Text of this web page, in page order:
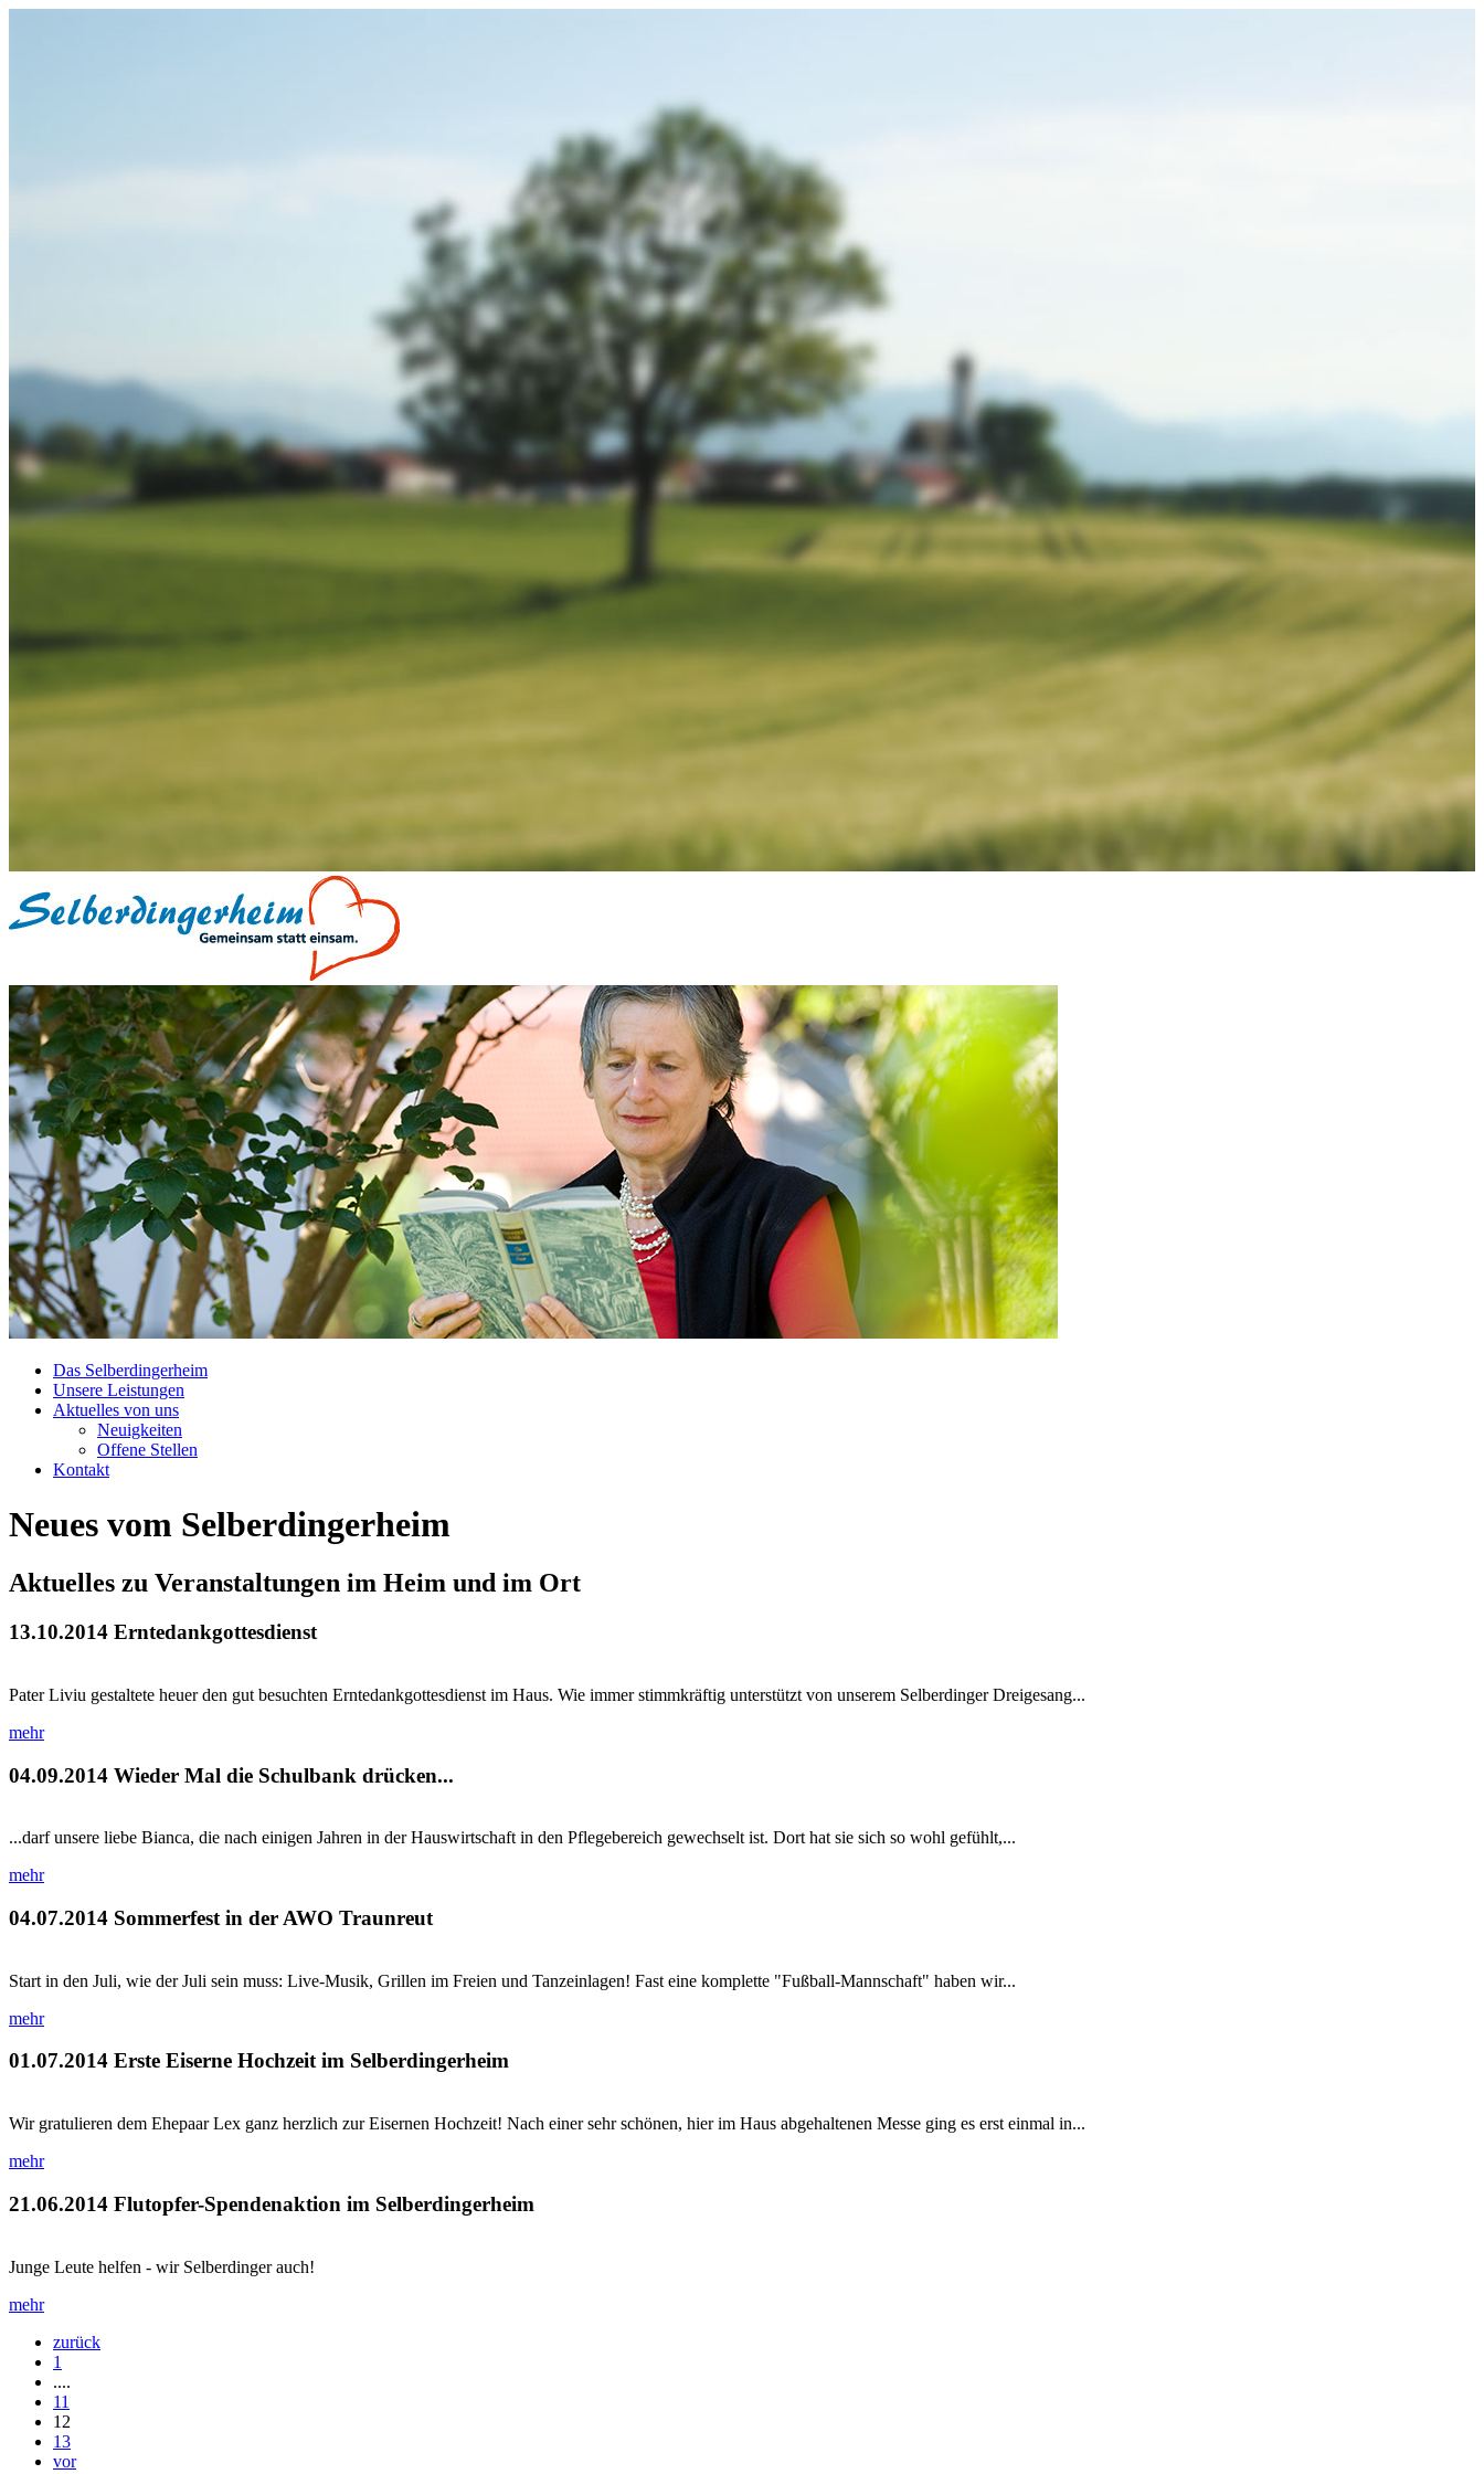
Das Selberdingerheim
Unsere Leistungen
Aktuelles von uns
Neuigkeiten
Offene Stellen
Kontakt
Neues vom Selberdingerheim
Aktuelles zu Veranstaltungen im Heim und im Ort
13.10.2014 Erntedankgottesdienst
Pater Liviu gestaltete heuer den gut besuchten Erntedankgottesdienst im Haus. Wie immer stimmkräftig unterstützt von unserem Selberdinger Dreigesang...
mehr
04.09.2014 Wieder Mal die Schulbank drücken...
...darf unsere liebe Bianca, die nach einigen Jahren in der Hauswirtschaft in den Pflegebereich gewechselt ist. Dort hat sie sich so wohl gefühlt,...
mehr
04.07.2014 Sommerfest in der AWO Traunreut
Start in den Juli, wie der Juli sein muss: Live-Musik, Grillen im Freien und Tanzeinlagen! Fast eine komplette "Fußball-Mannschaft" haben wir...
mehr
01.07.2014 Erste Eiserne Hochzeit im Selberdingerheim
Wir gratulieren dem Ehepaar Lex ganz herzlich zur Eisernen Hochzeit! Nach einer sehr schönen, hier im Haus abgehaltenen Messe ging es erst einmal in...
mehr
21.06.2014 Flutopfer-Spendenaktion im Selberdingerheim
Junge Leute helfen - wir Selberdinger auch!
mehr
zurück
1
....
11
12
13
vor